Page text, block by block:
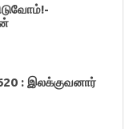
: இலக்குவனார்